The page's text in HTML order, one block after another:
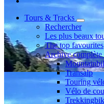
Tours & Tracks
Rechercher
Les plus beaux
The top favourites
Archive
Transalp
Touring
Vélo de